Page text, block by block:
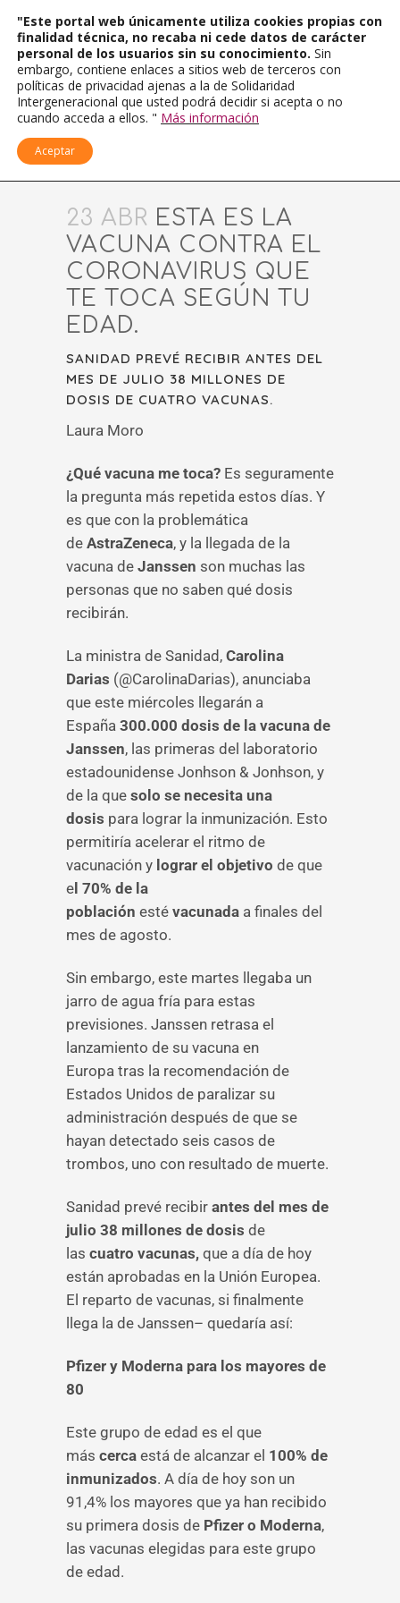
23 ABR ESTA ES LA
VACUNA CONTRA EL
CORONAVIRUS QUE
TE TOCA SEGÚN TU
EDAD.
SANIDAD PREVÉ RECIBIR ANTES DEL
MES DE JULIO 38 MILLONES DE
DOSIS DE CUATRO VACUNAS.
Laura Moro
¿Qué vacuna me toca? Es seguramente
la pregunta más repetida estos días. Y
es que con la problemática
de AstraZeneca, y la llegada de la
vacuna de Janssen son muchas las
personas que no saben qué dosis
recibirán.
La ministra de Sanidad, Carolina
Darias (@CarolinaDarias), anunciaba
que este miércoles llegarán a
España 300.000 dosis de la vacuna de
Janssen, las primeras del laboratorio
estadounidense Jonhson & Jonhson, y
de la que solo se necesita una
dosis para lograr la inmunización. Esto
permitiría acelerar el ritmo de
vacunación y lograr el objetivo de que
e l 70% de la
población esté vacunada a finales del
mes de agosto.
Sin embargo, este martes llegaba un
jarro de agua fría para estas
previsiones. Janssen retrasa el
lanzamiento de su vacuna en
Europa tras la recomendación de
Estados Unidos de paralizar su
administración después de que se
hayan detectado seis casos de
trombos, uno con resultado de muerte.
Sanidad prevé recibir antes del mes de
julio 38 millones de dosis de
las cuatro vacunas, que a día de hoy
están aprobadas en la Unión Europea.
El reparto de vacunas, si finalmente
llega la de Janssen– quedaría así:
Pfizer y Moderna para los mayores de
80
Este grupo de edad es el que
más cerca está de alcanzar el 100% de
inmunizados. A día de hoy son un
91,4% los mayores que ya han recibido
su primera dosis de Pfizer o Moderna,
las vacunas elegidas para este grupo
de edad.
"Este portal web únicamente utiliza cookies propias con
finalidad técnica, no recaba ni cede datos de carácter
personal de los usuarios sin su conocimiento. Sin
embargo, contiene enlaces a sitios web de terceros con
políticas de privacidad ajenas a la de Solidaridad
Intergeneracional que usted podrá decidir si acepta o no
cuando acceda a ellos. " Más información
Aceptar